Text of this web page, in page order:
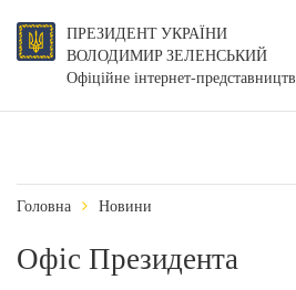
ПРЕЗИДЕНТ УКРАЇНИ
ВОЛОДИМИР ЗЕЛЕНСЬКИЙ
Офіційне інтернет-
Головна Новини
Офіс Президента